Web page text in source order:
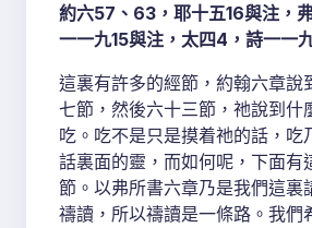
約六57、63，耶十五16與注，
一一九15與注，太四4，詩一一
這裏有許多的經節，約翰六章說
七節，然後六十三節，祂說到什
吃。吃不是只是摸着祂的話，吃
話裏面的靈，而如何呢，下面有
節。以弗所書六章乃是我們這裏
禱讀，所以禱讀是一條路。我們